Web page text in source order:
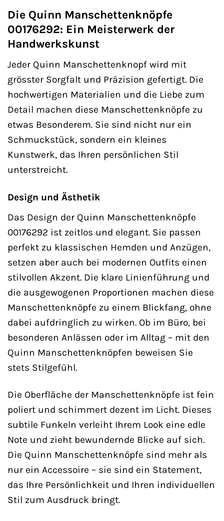
Die Quinn Manschettenknöpfe
00176292: Ein Meisterwerk der
Handwerkskunst
Jeder Quinn Manschettenknopf wird mit
grösster Sorgfalt und Präzision gefertigt. Die
hochwertigen Materialien und die Liebe zum
Detail machen diese Manschettenknöpfe zu
etwas Besonderem. Sie sind nicht nur ein
Schmuckstück, sondern ein kleines
Kunstwerk, das Ihren persönlichen Stil
unterstreicht.
Design und Ästhetik
Das Design der Quinn Manschettenknöpfe
00176292 ist zeitlos und elegant. Sie passen
perfekt zu klassischen Hemden und Anzügen,
setzen aber auch bei modernen Outfits einen
stilvollen Akzent. Die klare Linienführung und
die ausgewogenen Proportionen machen diese
Manschettenknöpfe zu einem Blickfang, ohne
dabei aufdringlich zu wirken. Ob im Büro, bei
besonderen Anlässen oder im Alltag – mit den
Quinn Manschettenknöpfen beweisen Sie
stets Stilgefühl.
Die Oberfläche der Manschettenknöpfe ist fein
poliert und schimmert dezent im Licht. Dieses
subtile Funkeln verleiht Ihrem Look eine edle
Note und zieht bewundernde Blicke auf sich.
Die Quinn Manschettenknöpfe sind mehr als
nur ein Accessoire – sie sind ein Statement,
das Ihre Persönlichkeit und Ihren individuellen
Stil zum Ausdruck bringt.